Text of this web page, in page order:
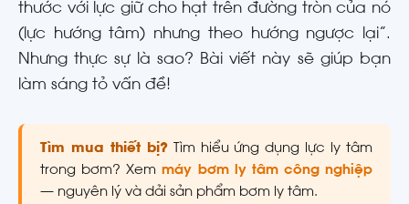
thước với lực giữ cho hạt trên đường tròn của nó
(lực hướng tâm) nhưng theo hướng ngược lại”.
Nhưng thực sự là sao? Bài viết này sẽ giúp bạn
làm sáng tỏ vấn đề!
Tìm mua thiết bị?Tìm hiểu ứng dụng lực ly tâm
trong bơm? Xemmáy bơm ly tâm công nghiệp
— nguyên lý và dải sản phẩm bơm ly tâm.